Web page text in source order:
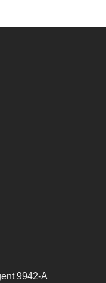
9942-A